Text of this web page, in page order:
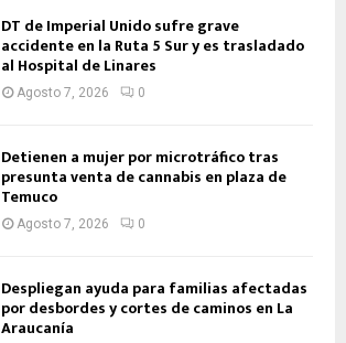
DT de Imperial Unido sufre grave
accidente en la Ruta 5 Sur y es trasladado
al Hospital de Linares
Agosto 7, 2026 0
Detienen a mujer por microtráfico tras
presunta venta de cannabis en plaza de
Temuco
Agosto 7, 2026 0
Despliegan ayuda para familias afectadas
por desbordes y cortes de caminos en La
Araucanía